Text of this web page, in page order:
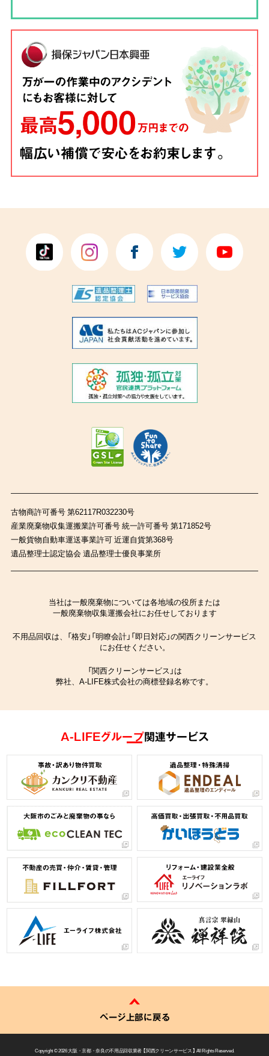
古物商許可番号 第62117R032230号
産業廃棄物収集運搬業許可番号 統一許可番号 第171852号
一般貨物自動車運送事業許可 近運自貨第368号
遺品整理士認定協会 遺品整理士優良事業所
当社は一般廃棄物については各地域の役所または
一般廃棄物収集運搬会社にお任せしております
不用品回収は、「格安」「明瞭会計」「即日対応」の関西クリーンサービス
にお任せください。
「関西クリーンサービス」は
弊社、A-LIFE株式会社の商標登録名称です。
A-LIFEグループ関連サービス
ページ上部に戻る
Copyright © 2026大阪・京都・奈良の不用品回収業者 【 関西クリーンサービス 】 All Rights Reserved.